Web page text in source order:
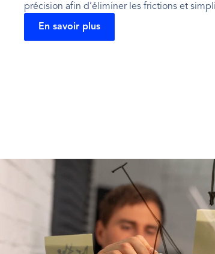
précision afin d’éliminer les frictions et
En savoir plus